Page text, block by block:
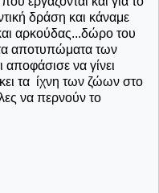
δράση και κάναμε
αρκούδας...δώρο του
αποτυπώματα των
να γίνει
τα ίχνη των ζώων στο
να περνούν το